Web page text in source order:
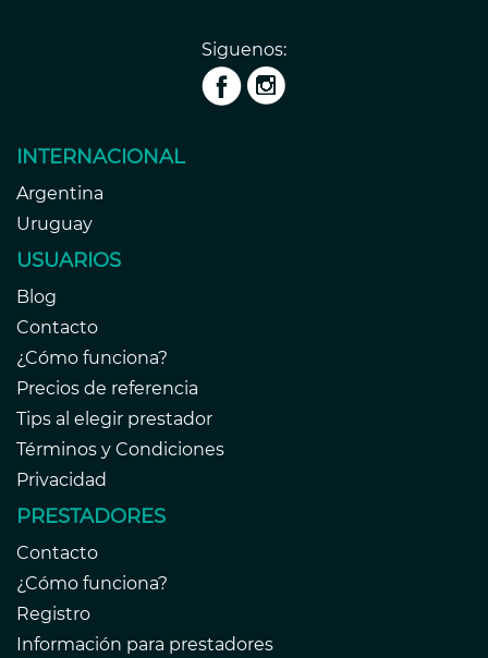
Siguenos:
INTERNACIONAL
Argentina
Uruguay
USUARIOS
Blog
Contacto
¿Cómo funciona?
Precios de referencia
Tips al elegir prestador
Términos y Condiciones
Privacidad
PRESTADORES
Contacto
¿Cómo funciona?
Registro
Información para prestadores